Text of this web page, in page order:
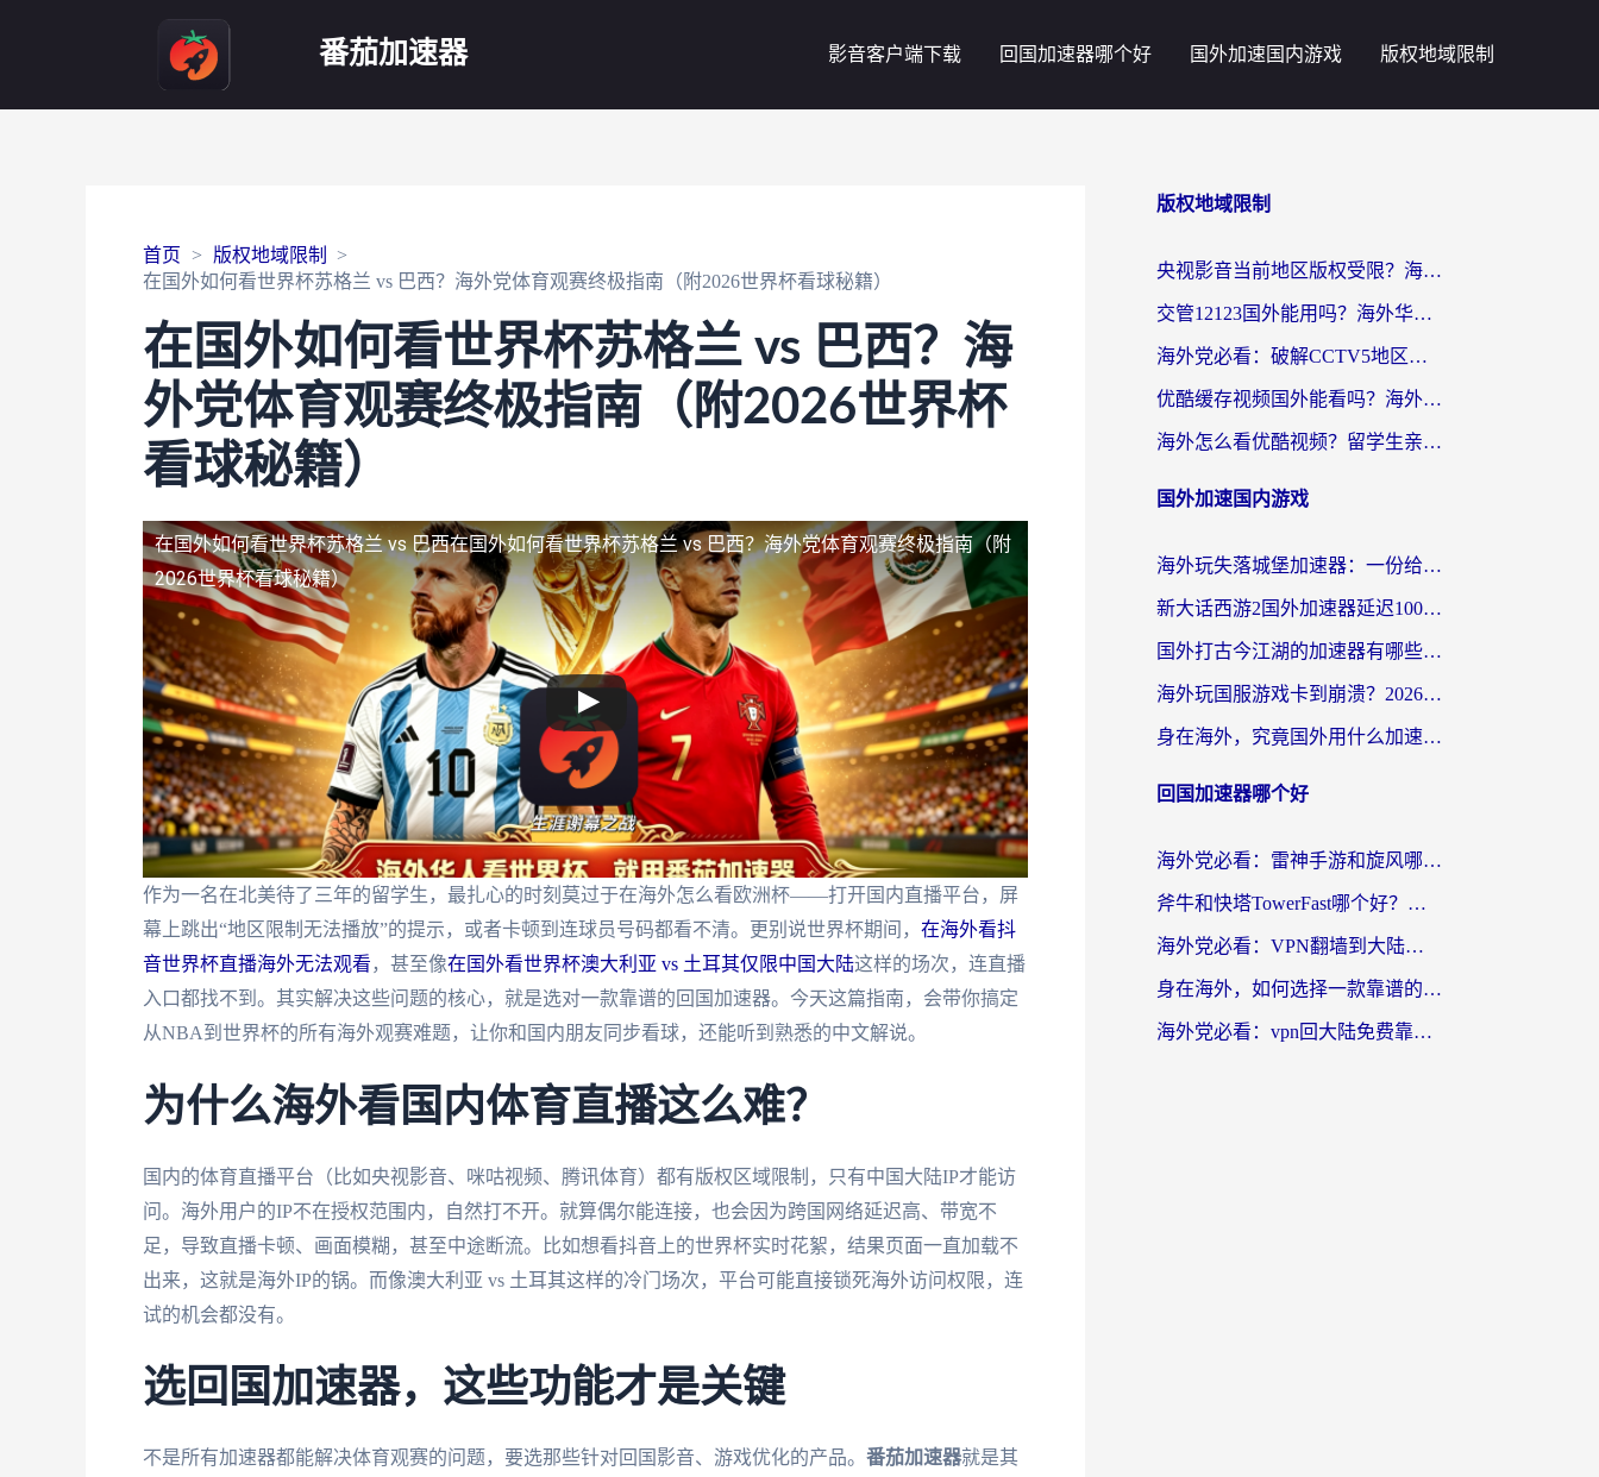
番茄加速器 影音客户端下载 回国加速器哪个好 国外加速国内游戏 版权地域限制
首页
版权地域限制
在国外如何看世界杯苏格兰 vs 巴西？海外党体育观赛终极指南（附2026世界杯看球秘籍）
在国外如何看世界杯苏格兰 vs 巴西？海
外党体育观赛终极指南（附2026世界杯
看球秘籍）
在国外如何看世界杯苏格兰 vs 巴西在国外如何看世界杯苏格兰 vs 巴西？海外党体育观赛终极指南（附
2026世界杯看球秘籍）
作为一名在北美待了三年的留学生，最扎心的时刻莫过于在海外怎么看欧洲杯——打开国内直播平台，屏
幕上跳出“地区限制无法播放”的提示，或者卡顿到连球员号码都看不清。更别说世界杯期间， 在海外看抖
音世界杯直播海外无法观看 ，甚至像在国外看世界杯澳大利亚 vs 土耳其仅限中国大陆这样的场次，连直播
入口都找不到。其实解决这些问题的核心，就是选对一款靠谱的回国加速器。今天这篇指南，会带你搞定
从NBA到世界杯的所有海外观赛难题，让你和国内朋友同步看球，还能听到熟悉的中文解说。
为什么海外看国内体育直播这么难？
国内的体育直播平台（比如央视影音、咪咕视频、腾讯体育）都有版权区域限制，只有中国大陆IP才能访
问。海外用户的IP不在授权范围内，自然打不开。就算偶尔能连接，也会因为跨国网络延迟高、带宽不
足，导致直播卡顿、画面模糊，甚至中途断流。比如想看抖音上的世界杯实时花絮，结果页面一直加载不
出来，这就是海外IP的锅。而像澳大利亚 vs 土耳其这样的冷门场次，平台可能直接锁死海外访问权限，连
试的机会都没有。
选回国加速器，这些功能才是关键
不是所有加速器都能解决体育观赛的问题，要选那些针对回国影音、游戏优化的产品。 番茄加速器就是其
版权地域限制
央视影音当前地区版权受限？海外党追剧看片的终极解决方案来了
交管12123国外能用吗？海外华人亲测有效的回国加速器选择指南
海外党必看：破解CCTV5地区限制，这样看欧洲杯奥运直播才够爽！
优酷缓存视频国外能看吗？海外党追剧看片的终极解决方案来了
海外怎么看优酷视频？留学生亲测有效的回国加速器选择指南
国外加速国内游戏
海外玩失落城堡加速器：一份给漂泊玩家的网络自救指南
新大话西游2国外加速器延迟100以下怎么办？海外党实测有效的低延迟指南
国外打古今江湖的加速器有哪些游戏？一个海外玩家的终极选择指南
海外玩国服游戏卡到崩溃？2026加速器免费推荐+实用指南（亲测有效）
身在海外，究竟国外用什么加速器打wow好？
回国加速器哪个好
海外党必看：雷神手游和旋风哪个好？3分钟选对回国加速器，无缝刷国内剧玩游戏
斧牛和快塔TowerFast哪个好？海外党如何选对回国加速器
海外党必看：VPN翻墙到大陆的实用指南——从看CCTV5到选加速器，一篇全搞定
身在海外，如何选择一款靠谱的加速国内网络的加速器？
海外党必看：vpn回大陆免费靠谱吗？3步选对加速器实现无缝刷国内资源